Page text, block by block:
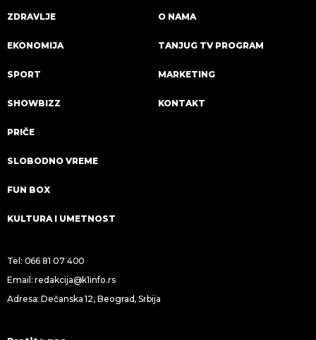
ZDRAVLJE
EKONOMIJA
SPORT
SHOWBIZZ
PRIČE
SLOBODNO VREME
FUN BOX
KULTURA I UMETNOST
O NAMA
TANJUG TV PROGRAM
MARKETING
KONTAKT
Tel: 066 81 07 400
Email:redakcija@k1info.rs
Adresa: Dečanska 12, Beograd, Srbija